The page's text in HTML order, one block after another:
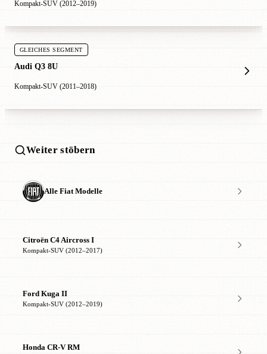
Kompakt-SUV (2012–2019)
GLEICHES SEGMENT
Audi Q3 8U
Kompakt-SUV (2011–2018)
Weiter stöbern
Alle Fiat Modelle
Citroën C4 Aircross I
Kompakt-SUV (2012–2017)
Ford Kuga II
Kompakt-SUV (2012–2019)
Honda CR-V RM